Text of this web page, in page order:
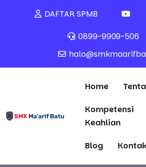
DAFTAR SPMB
0899-9909-506
Home
Kompetensi
Keahlian
Blog